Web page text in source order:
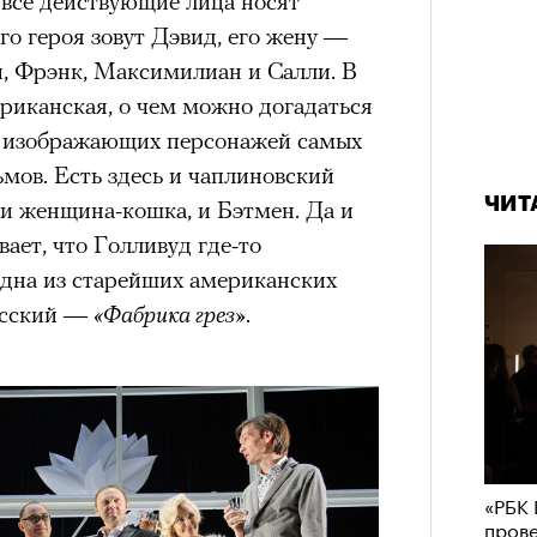
«РБК
героя зовут Дэвид, его жену —
Фрэнк, Максимилиан и Салли. В
о чем можно догадаться
персонажей самых
Есть здесь и чаплиновский
женщина-кошка, и Бэтмен. Да и
что Голливуд где-то
из старейших американских
— «Фабрика грез».
«РБК
лишним в дни очередного
европейцам
призыв
лишним в
обострения
кризиса.